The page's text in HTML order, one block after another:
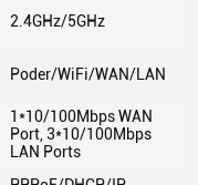
2.4GHz/5GHz
Poder/WiFi/WAN/LAN
1*10/100Mbps WAN
Port, 3*10/100Mbps
LAN Ports